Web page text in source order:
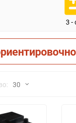
3 -
30